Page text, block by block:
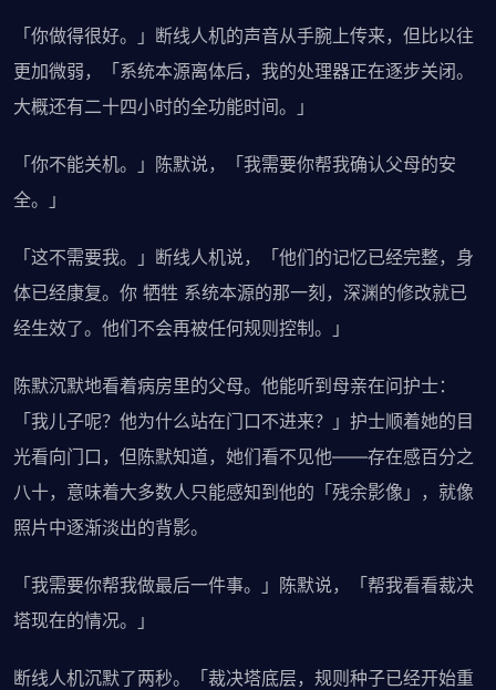
「你做得很好。」断线人机的声音从手腕上传来，但比以往
更加微弱，「系统本源离体后，我的处理器正在逐步关闭。
大概还有二十四小时的全功能时间。」
「你不能关机。」陈默说，「我需要你帮我确认父母的安
全。」
「这不需要我。」断线人机说，「他们的记忆已经完整，身
体已经康复。你 牺牲 系统本源的那一刻，深渊的修改就已
经生效了。他们不会再被任何规则控制。」
陈默沉默地看着病房里的父母。他能听到母亲在问护士：
「我儿子呢？他为什么站在门口不进来？」护士顺着她的目
光看向门口，但陈默知道，她们看不见他——存在感百分之
八十，意味着大多数人只能感知到他的「残余影像」，就像
照片中逐渐淡出的背影。
「我需要你帮我做最后一件事。」陈默说，「帮我看看裁决
塔现在的情况。」
断线人机沉默了两秒。「裁决塔底层，规则种子已经开始重